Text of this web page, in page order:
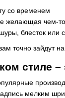
со временем
желающая чем-
блесток или
точно зайдут
стиле –
мелким